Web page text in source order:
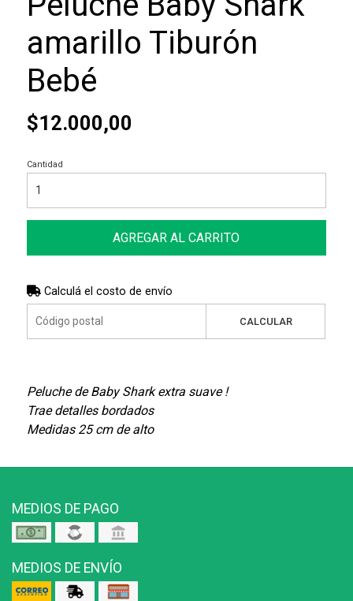
amarillo Tiburón
Bebé
$12.000,00
Cantidad
AGREGAR AL CARRITO
Calculá el costo de envío
CALCULAR
Peluche de Baby Shark extra suave !
Trae detalles bordados
Medidas 25 cm de alto
MEDIOS DE PAGO
MEDIOS DE ENVÍO